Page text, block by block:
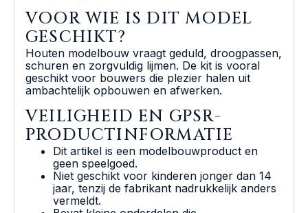
VOOR WIE IS DIT MODEL
GESCHIKT?
Houten modelbouw vraagt geduld, droogpassen,
schuren en zorgvuldig lijmen. De kit is vooral
geschikt voor bouwers die plezier halen uit
ambachtelijk opbouwen en afwerken.
VEILIGHEID EN GPSR-
PRODUCTINFORMATIE
Dit artikel is een modelbouwproduct en
geen speelgoed.
Niet geschikt voor kinderen jonger dan 14
jaar, tenzij de fabrikant nadrukkelijk anders
vermeldt.